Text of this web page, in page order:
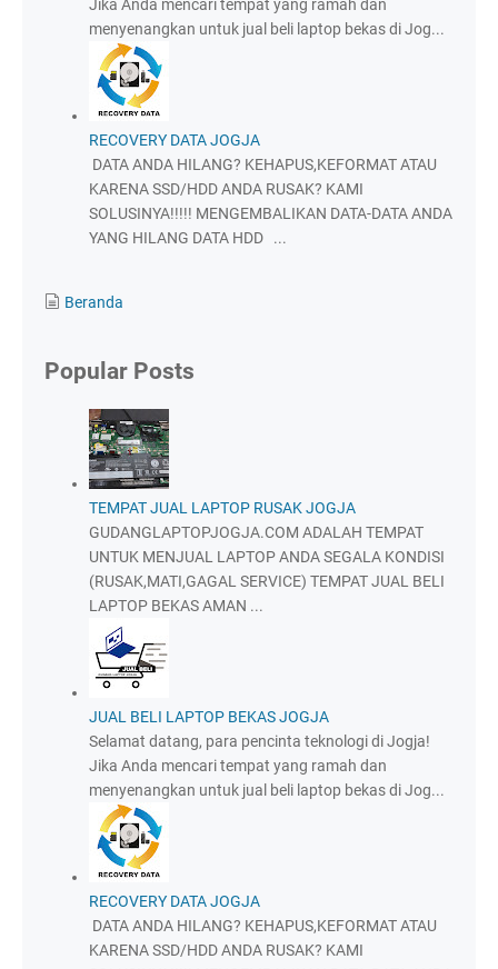
Jika Anda mencari tempat yang ramah dan
menyenangkan untuk jual beli laptop bekas di Jog...
RECOVERY DATA JOGJA
DATA ANDA HILANG? KEHAPUS,KEFORMAT ATAU
KARENA SSD/HDD ANDA RUSAK? KAMI
SOLUSINYA!!!!! MENGEMBALIKAN DATA-DATA ANDA
YANG HILANG DATA HDD ...
Beranda
Popular Posts
TEMPAT JUAL LAPTOP RUSAK JOGJA
GUDANGLAPTOPJOGJA.COM ADALAH TEMPAT
UNTUK MENJUAL LAPTOP ANDA SEGALA KONDISI
(RUSAK,MATI,GAGAL SERVICE) TEMPAT JUAL BELI
LAPTOP BEKAS AMAN ...
JUAL BELI LAPTOP BEKAS JOGJA
Selamat datang, para pencinta teknologi di Jogja!
Jika Anda mencari tempat yang ramah dan
menyenangkan untuk jual beli laptop bekas di Jog...
RECOVERY DATA JOGJA
DATA ANDA HILANG? KEHAPUS,KEFORMAT ATAU
KARENA SSD/HDD ANDA RUSAK? KAMI